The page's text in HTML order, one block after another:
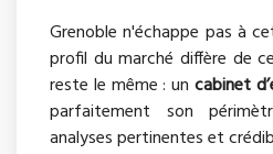
Grenoble n'échappe pas à
profil du marché diffère de
reste le même : un cabinet
parfaitement son
analyses pertinentes et